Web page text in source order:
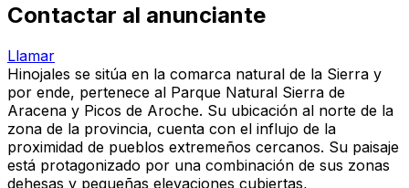
Contactar al anunciante
Llamar
Hinojales se sitúa en la comarca natural de la Sierra y
por ende, pertenece al Parque Natural Sierra de
Aracena y Picos de Aroche. Su ubicación al norte de la
zona de la provincia, cuenta con el influjo de la
proximidad de pueblos extremeños cercanos. Su paisaje
está protagonizado por una combinación de sus zonas
dehesas y pequeñas elevaciones cubiertas,